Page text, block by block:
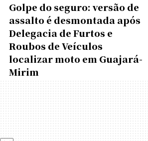
Golpe do seguro: versão de
assalto é desmontada após
Delegacia de Furtos e
Roubos de Veículos
localizar moto em Guajará-
Mirim